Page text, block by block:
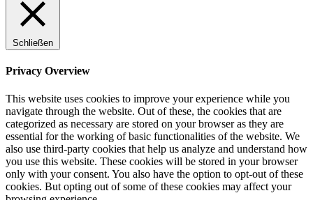
Schließen
Privacy Overview
This website uses cookies to improve your experience while you
navigate through the website. Out of these, the cookies that are
categorized as necessary are stored on your browser as they are
essential for the working of basic functionalities of the website. We
also use third-party cookies that help us analyze and understand how
you use this website. These cookies will be stored in your browser
only with your consent. You also have the option to opt-out of these
cookies. But opting out of some of these cookies may affect your